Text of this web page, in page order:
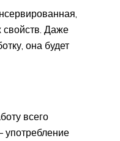
свойств. Даже
она будет
всего
употребление